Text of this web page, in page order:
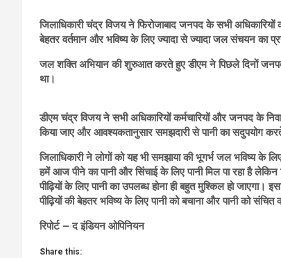
जिलाधिकारी चंद्र विजय ने फिरोजाबाद जनपद के सभी
बेहतर वर्तमान और भविष्य के लिए ज्यादा से ज्यादा जल संचयन का
जल शक्ति अभियान की शुरुआत करते हुए डीएम ने पिछले दिनों जनपद
था।
डीएम चंद्र विजय ने सभी अधिकारियों कर्मचारियों और जनपद के
किया जाए और आवश्यकतानुसार समझदारी से पानी का सदुपयोग करते
जिलाधिकारी ने लोगों को यह भी समझाया की भूगर्भ जल भविष्य के
हमें आज पीने का पानी और सिंचाई के लिए पानी मिल पा रहा है लेकिन
पीढ़ियों के लिए पानी का उपलब्ध होना ही बहुत मुश्किल हो
पीढ़ियों की बेहतर भविष्य के लिए पानी को बचाना और पानी को
रिपोर्ट – द इंडियन ओपिनियन
Share this: